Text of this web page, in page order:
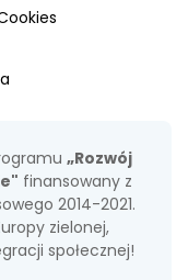
„Rozwój
finansowany z
2014-2021.
zielonej,
społecznej!